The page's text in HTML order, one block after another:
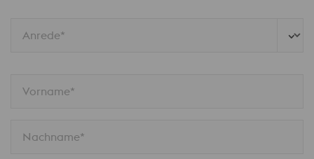
Anrede*
Vorname*
Nachname*